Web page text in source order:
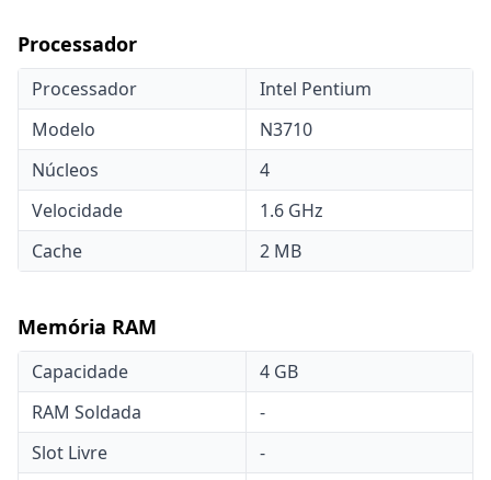
Processador
Processador
Intel Pentium
Modelo
N3710
Núcleos
4
Velocidade
1.6 GHz
Cache
2 MB
Memória RAM
Capacidade
4 GB
RAM Soldada
-
Slot Livre
-